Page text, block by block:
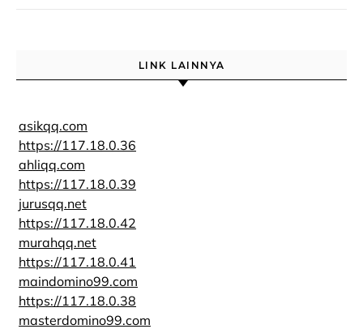
LINK LAINNYA
asikqq.com
https://117.18.0.36
ahliqq.com
https://117.18.0.39
jurusqq.net
https://117.18.0.42
murahqq.net
https://117.18.0.41
maindomino99.com
https://117.18.0.38
masterdomino99.com